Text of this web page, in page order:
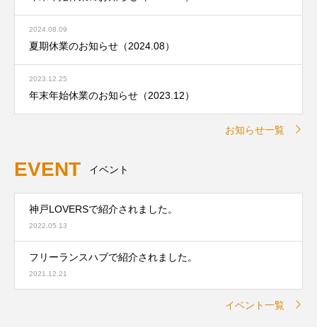
2024.08.09
夏期休業のお知らせ（2024.08）
2023.12.25
年末年始休業のお知らせ（2023.12）
お知らせ一覧
EVENT イベント
神戸LOVERSで紹介されました。
2022.05.13
フリーランスハブで紹介されました。
2021.12.21
イベント一覧